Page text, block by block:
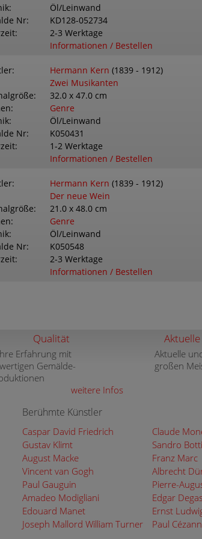
Öl/Leinwand
Nr
KD128-052734
2-3 Werktage
Informationen / Bestellen
Hermann Kern (1839 - 1912)
Zwei Musikanten
32.0 x 47.0 cm
Genre
Öl/Leinwand
Nr
K050431
1-2 Werktage
Informationen / Bestellen
Hermann Kern (1839 - 1912)
Der neue Wein
21.0 x 48.0 cm
Genre
Öl/Leinwand
Nr
K050548
2-3 Werktage
Informationen / Bestellen
Qualität
Erfahrung mit
Gemälde-
weitere Infos
Aktuelle
großen
Berühmte Künstler
Caspar David Friedrich
Claude
Gustav Klimt
Sandro
August Macke
Franz Marc
Vincent van Gogh
Albrecht
Paul Gauguin
Pierre-
Amadeo Modigliani
Edgar Degas
Edouard Manet
Ernst
Joseph Mallord William Turner
Paul